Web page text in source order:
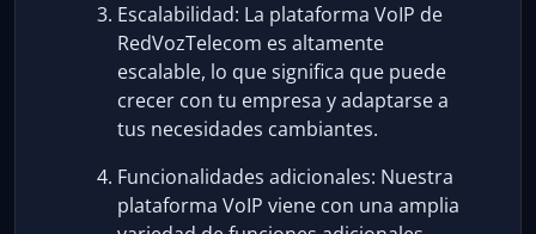
Escalabilidad: La plataforma VoIP de
RedVozTelecom es altamente
escalable, lo que significa que puede
crecer con tu empresa y adaptarse a
tus necesidades cambiantes.
Funcionalidades adicionales: Nuestra
plataforma VoIP viene con una amplia